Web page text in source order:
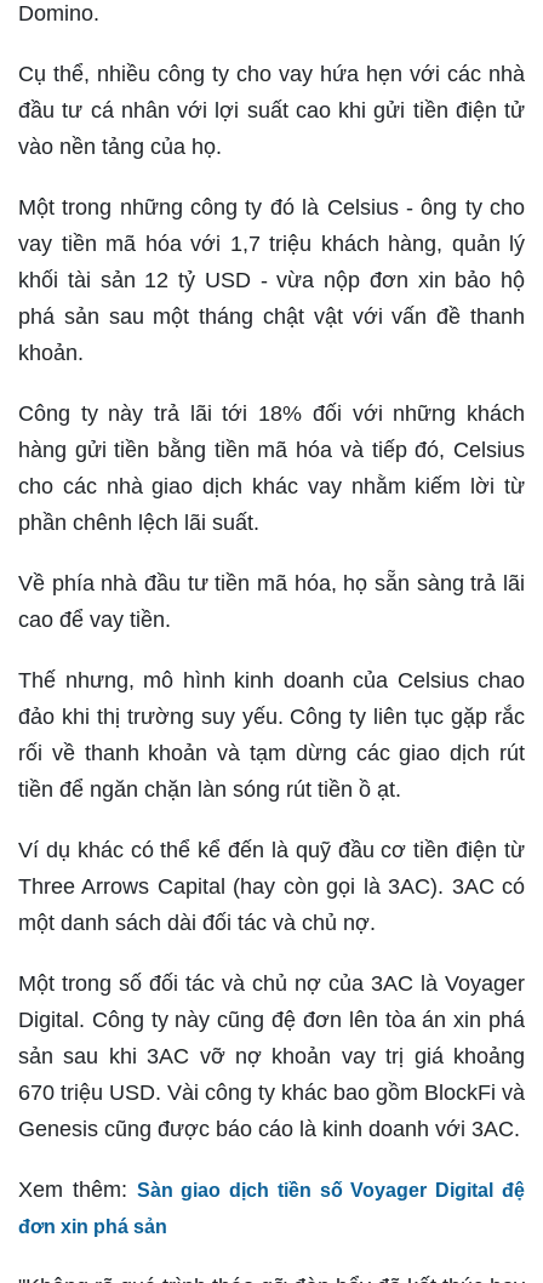
Domino.
Cụ thể, nhiều công ty cho vay hứa hẹn với các nhà
đầu tư cá nhân với lợi suất cao khi gửi tiền điện tử
vào nền tảng của họ.
Một trong những công ty đó là Celsius - ông ty cho
vay tiền mã hóa với 1,7 triệu khách hàng, quản lý
khối tài sản 12 tỷ USD - vừa nộp đơn xin bảo hộ
phá sản sau một tháng chật vật với vấn đề thanh
khoản.
Công ty này trả lãi tới 18% đối với những khách
hàng gửi tiền bằng tiền mã hóa và tiếp đó, Celsius
cho các nhà giao dịch khác vay nhằm kiếm lời từ
phần chênh lệch lãi suất.
Về phía nhà đầu tư tiền mã hóa, họ sẵn sàng trả lãi
cao để vay tiền.
Thế nhưng, mô hình kinh doanh của Celsius chao
đảo khi thị trường suy yếu. Công ty liên tục gặp rắc
rối về thanh khoản và tạm dừng các giao dịch rút
tiền để ngăn chặn làn sóng rút tiền ồ ạt.
Ví dụ khác có thể kể đến là quỹ đầu cơ tiền điện từ
Three Arrows Capital (hay còn gọi là 3AC). 3AC có
một danh sách dài đối tác và chủ nợ.
Một trong số đối tác và chủ nợ của 3AC là Voyager
Digital. Công ty này cũng đệ đơn lên tòa án xin phá
sản sau khi 3AC vỡ nợ khoản vay trị giá khoảng
670 triệu USD. Vài công ty khác bao gồm BlockFi và
Genesis cũng được báo cáo là kinh doanh với 3AC.
Xem thêm: Sàn giao dịch tiền số Voyager Digital đệ
đơn xin phá sản